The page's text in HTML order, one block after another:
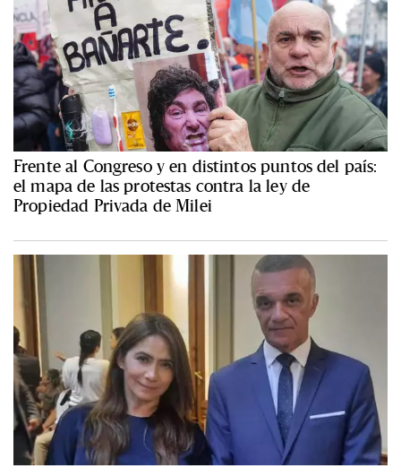
Frente al Congreso y en distintos puntos del país:
el mapa de las protestas contra la ley de
Propiedad Privada de Milei